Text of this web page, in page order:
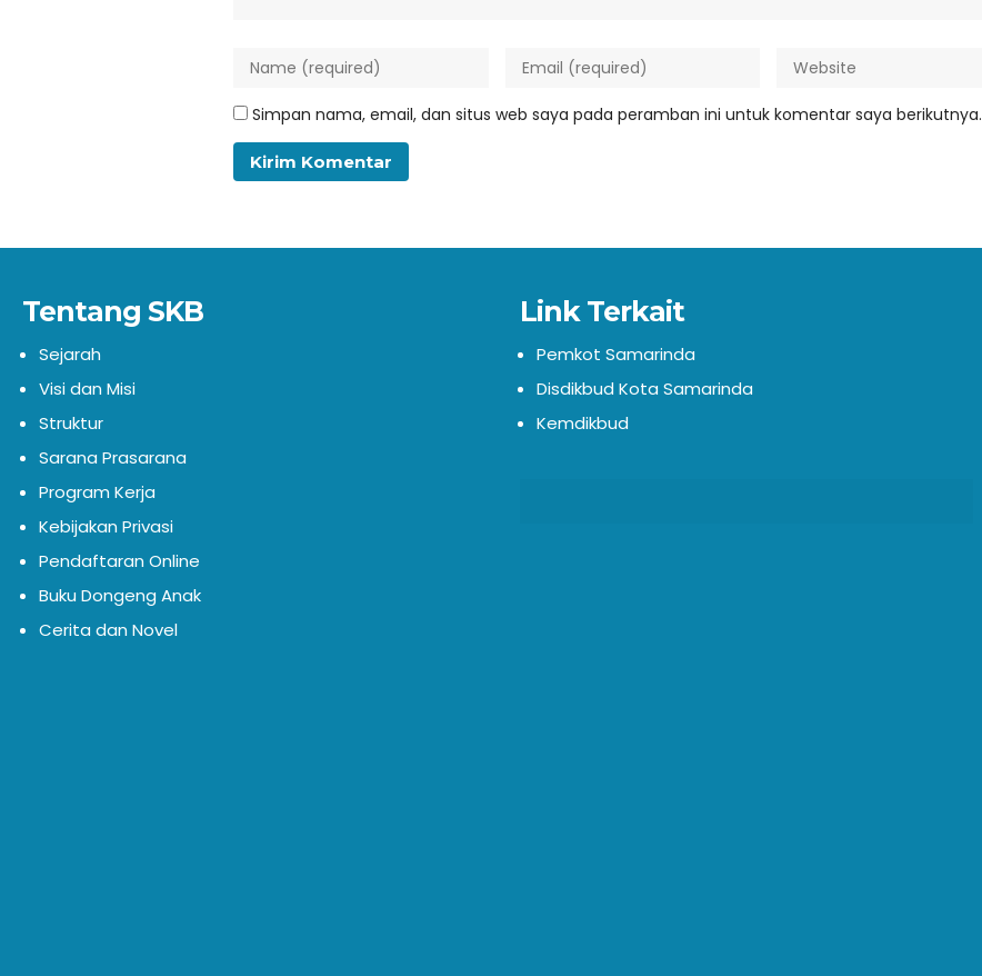
Simpan nama, email, dan situs web saya pada peramban ini untuk komentar saya berikutnya.
Tentang SKB
Sejarah
Visi dan Misi
Struktur
Sarana Prasarana
Program Kerja
Kebijakan Privasi
Pendaftaran Online
Buku Dongeng Anak
Cerita dan Novel
Link Terkait
Pemkot Samarinda
Disdikbud Kota Samarinda
Kemdikbud